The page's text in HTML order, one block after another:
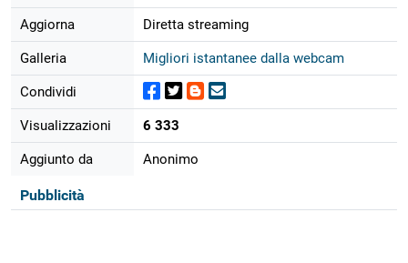
Aggiorna Diretta streaming
Galleria Migliori istantanee dalla webcam
Condividi
Visualizzazioni 6 333
Aggiunto da Anonimo
Pubblicità